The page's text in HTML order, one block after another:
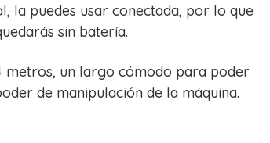
la puedes usar conectada, por lo que
sin batería.
metros, un largo cómodo para poder
de manipulación de la máquina.